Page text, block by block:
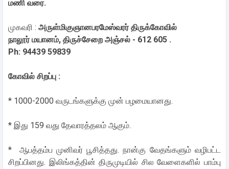
மணி வரை.
முகவரி : அருள்மிகுஞானபரமேஸ்வரர் திருக்கோவில்
நாலூர் மயானம், திருச்சேறை அஞ்சல் - 612 605 .
Ph: 94439 59839
கோவில் சிறப்பு :
* 1000-2000 வருடங்களுக்கு முன் பழமையானது.
* இது 159 வது தேவாரத்தலம் ஆகும்.
* ஆபத்தம்ப முனிவர் பூசித்தது. நான்கு வேதங்களும் வழிபட்ட
சிறப்பினது. இலிங்கத்தின் திருமுடியில் சில வேளைகளில் பாம்பு